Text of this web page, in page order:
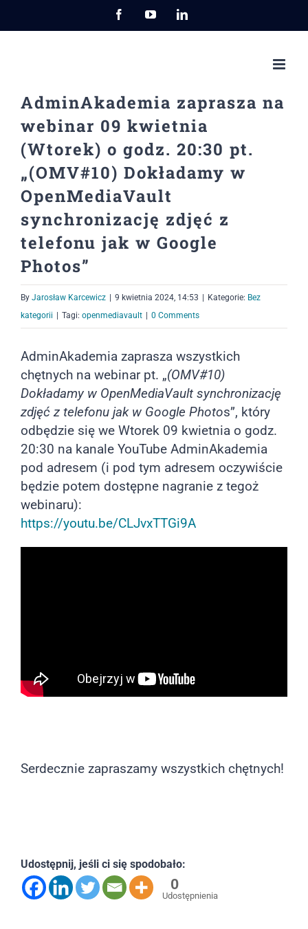
FacebookYouTubeLinkedIn
AdminAkademia zaprasza na
webinar 09 kwietnia
(Wtorek) o godz. 20:30 pt.
„(OMV#10) Dokładamy w
OpenMediaVault
synchronizację zdjęć z
telefonu jak w Google
Photos”
By Jarosław Karcewicz | 9 kwietnia 2024, 14:53 | Kategorie: Bez
kategorii | Tagi: openmediavault | 0 Comments
AdminAkademia zaprasza wszystkich
chętnych na webinar pt. „(OMV#10)
Dokładamy w OpenMediaVault synchronizację
zdjęć z telefonu jak w Google Photos”, który
odbędzie się we Wtorek 09 kwietnia o godz.
20:30 na kanale YouTube AdminAkademia
pod adresem (i pod tym adresem oczywiście
będzie potem dostępne nagranie z tegoż
webinaru):
https://youtu.be/CLJvxTTGi9A
Serdecznie zapraszamy wszystkich chętnych!
Udostępnij, jeśli ci się spodobało:
0
Udostępnienia